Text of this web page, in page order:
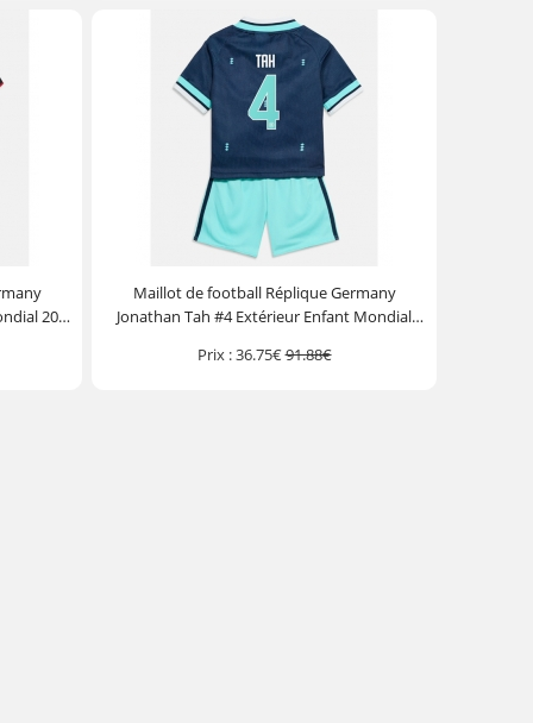
2026
Maillot de football Réplique Germany
Jonathan Tah #4 Extérieur Enfant Mondial
Prix :36.75€91.88€